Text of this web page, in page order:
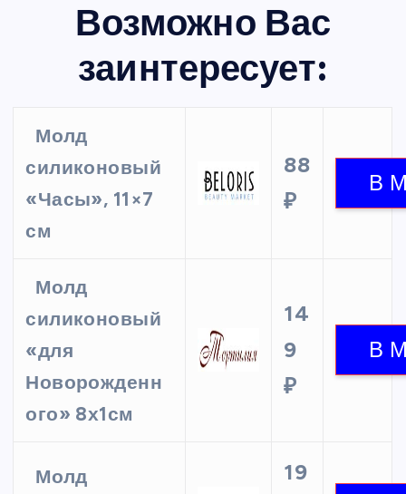
Возможно Вас
заинтересует:
Молд
силиконовый
«Часы», 11×7
см
88
₽
Молд
силиконовый
«для
Новорожденн
ого» 8х1см
14
9
₽
Молд
19